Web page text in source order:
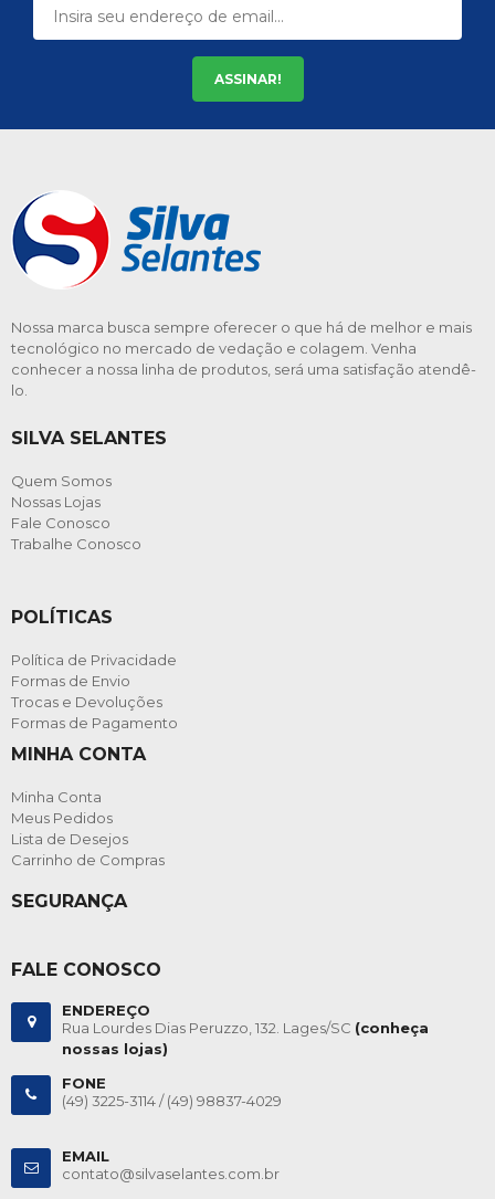
ASSINAR!
Nossa marca busca sempre oferecer o que há de melhor e mais
tecnológico no mercado de vedação e colagem. Venha
conhecer a nossa linha de produtos, será uma satisfação atendê-
lo.
SILVA SELANTES
Quem Somos
Nossas Lojas
Fale Conosco
Trabalhe Conosco
POLÍTICAS
Política de Privacidade
Formas de Envio
Trocas e Devoluções
Formas de Pagamento
MINHA CONTA
Minha Conta
Meus Pedidos
Lista de Desejos
Carrinho de Compras
SEGURANÇA
FALE CONOSCO
ENDEREÇO
Rua Lourdes Dias Peruzzo, 132. Lages/SC (conheça
nossas lojas)
FONE
(49) 3225-3114 /(49) 98837-4029
EMAIL
contato@silvaselantes.com.br